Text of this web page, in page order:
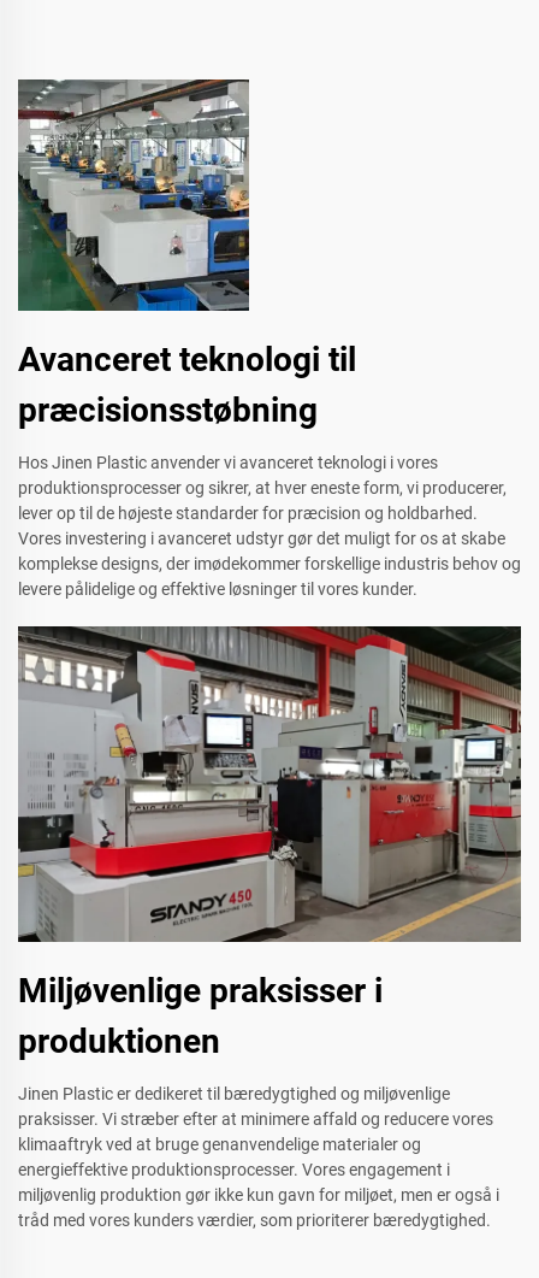
Avanceret teknologi til
præcisionsstøbning
Hos Jinen Plastic anvender vi avanceret teknologi i vores
produktionsprocesser og sikrer, at hver eneste form, vi producerer,
lever op til de højeste standarder for præcision og holdbarhed.
Vores investering i avanceret udstyr gør det muligt for os at skabe
komplekse designs, der imødekommer forskellige industris behov og
levere pålidelige og effektive løsninger til vores kunder.
Miljøvenlige praksisser i
produktionen
Jinen Plastic er dedikeret til bæredygtighed og miljøvenlige
praksisser. Vi stræber efter at minimere affald og reducere vores
klimaaftryk ved at bruge genanvendelige materialer og
energieffektive produktionsprocesser. Vores engagement i
miljøvenlig produktion gør ikke kun gavn for miljøet, men er også i
tråd med vores kunders værdier, som prioriterer bæredygtighed.